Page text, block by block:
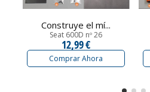
Construye el mí...
Seat 600D nº 26
12,99 €
Comprar Ahora